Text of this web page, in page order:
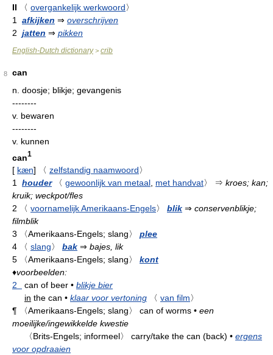
II
〈 overgankelijk werkwoord〉
1
afkijken ⇒ overschrijven
2 jatten ⇒ pikken
English-Dutch dictionary> crib
8
can
n. doosje; blikje; gevangenis
--------
v. bewaren
--------
v. kunnen
can1
[ kæn] 〈 zelfstandig naamwoord〉
1 houder 〈 gewoonlijk van metaal, met handvat〉 ⇒ kroes; kan;
kruik; weckpot/fles
2
〈 voornamelijk Amerikaans-Engels〉 blik ⇒ conservenblikje;
filmblik
3
〈Amerikaans-Engels; slang〉
plee
4
〈 slang〉 bak ⇒ bajes, lik
5
〈Amerikaans-Engels; slang〉
kont
♦voorbeelden:
2
can of beer • blikje bier
in the can • klaar voor vertoning 〈 van film〉
¶
〈Amerikaans-Engels; slang〉 can of worms • een
moeilijke/ingewikkelde kwestie
〈Brits-Engels; informeel〉 carry/take the can (back) • ergens
voor opdraaien